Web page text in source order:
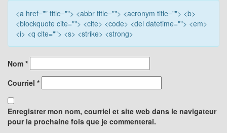
<a href="" title=""> <abbr title=""> <acronym title=""> <b>
<blockquote cite=""> <cite> <code> <del datetime=""> <em>
<i> <q cite=""> <s> <strike> <strong>
Nom *
Courriel *
Enregistrer mon nom, courriel et site web dans le navigateur
pour la prochaine fois que je commenterai.